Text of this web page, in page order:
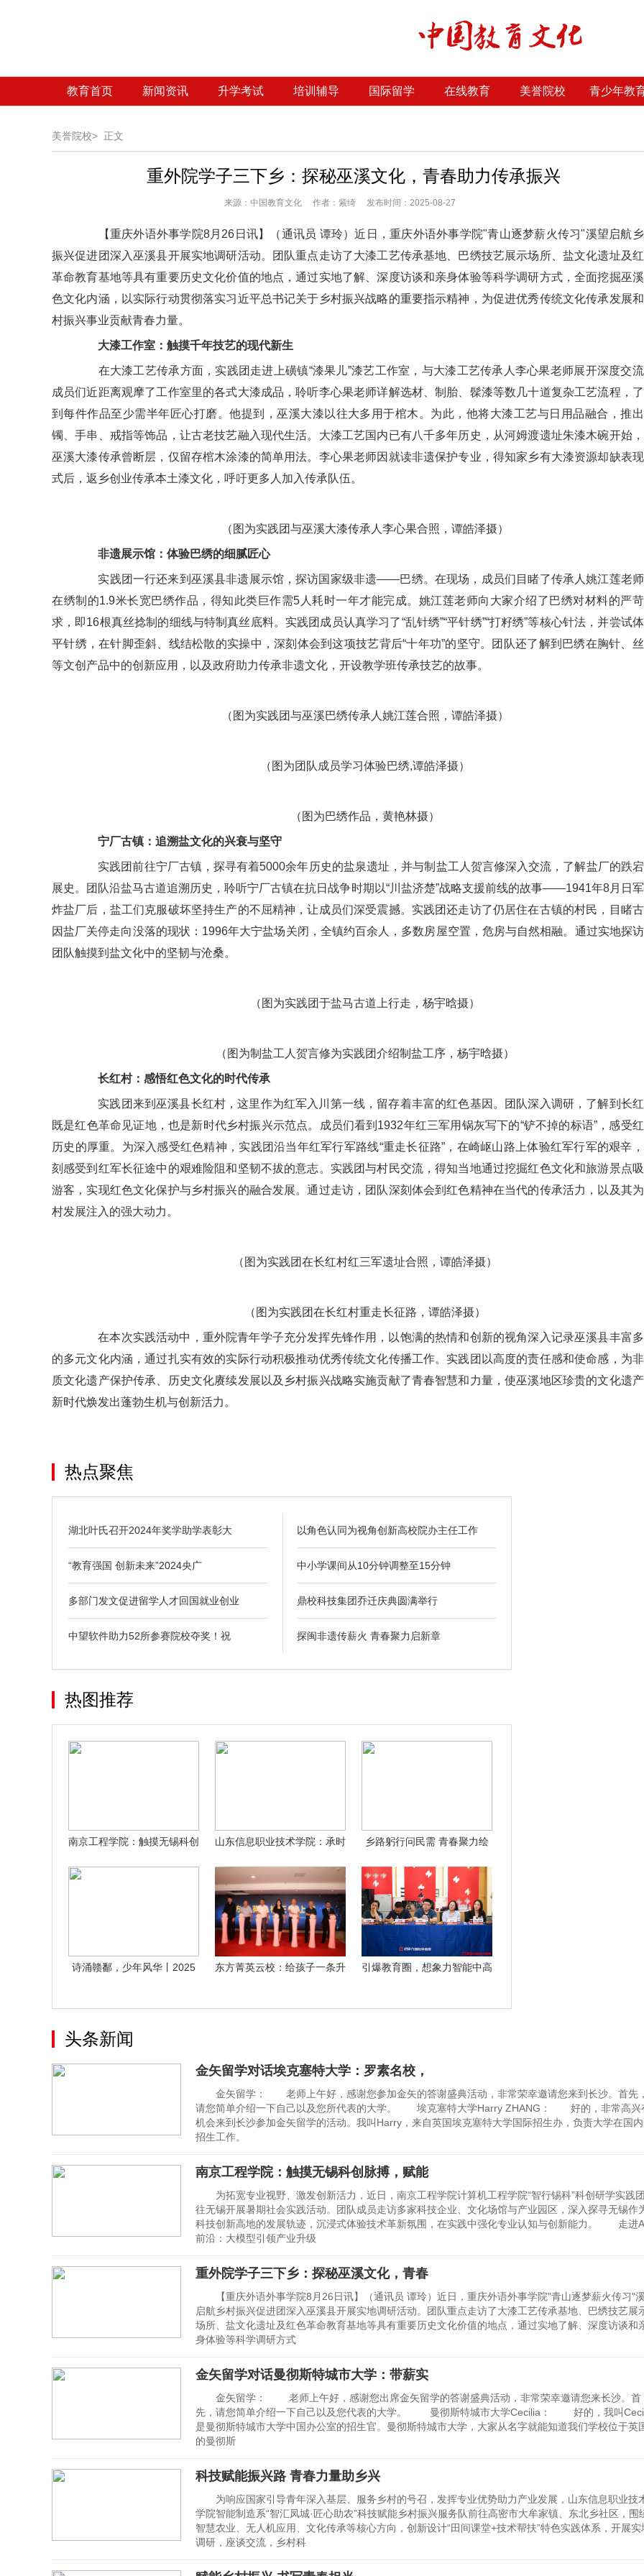
教育首页 新闻资讯 升学考试 培训辅导 国际留学 在线教育 美誉院校 青少年教
美誉院校> 正文
重外院学子三下乡：探秘巫溪文化，青春助力传承振兴
来源： 中国教育文化 作者：紫绮 发布时间：2025-08-27
【重庆外语外事学院8月26日讯】（通讯员 谭玲）近日，重庆外语外事学院"青山逐梦薪火传习"溪望启航
振兴促进团深入巫溪县开展实地调研活动。团队重点走访了大漆工艺传承基地、巴绣技艺展示场所、盐文化遗址及
革命教育基地等具有重要历史文化价值的地点，通过实地了解、深度访谈和亲身体验等科学调研方式，全面挖掘巫
色文化内涵，以实际行动贯彻落实习近平总书记关于乡村振兴战略的重要指示精神，为促进优秀传统文化传承发展
村振兴事业贡献青春力量。
大漆工作室：触摸千年技艺的现代新生
在大漆工艺传承方面，实践团走进上磺镇“漆果儿”漆艺工作室，与大漆工艺传承人李心果老师展开深度交流
成员们近距离观摩了工作室里的各式大漆成品，聆听李心果老师详解选材、制胎、髹漆等数几十道复杂工艺流程，
到每件作品至少需半年匠心打磨。他提到，巫溪大漆以往大多用于棺木。为此，他将大漆工艺与日用品融合，推
镯、手串、戒指等饰品，让古老技艺融入现代生活。大漆工艺国内已有八千多年历史，从河姆渡遗址朱漆木碗开始
巫溪大漆传承曾断层，仅留存棺木涂漆的简单用法。李心果老师因就读非遗保护专业，得知家乡有大漆资源却缺表
式后，返乡创业传承本土漆文化，呼吁更多人加入传承队伍。
（图为实践团与巫溪大漆传承人李心果合照，谭皓泽摄）
非遗展示馆：体验巴绣的细腻匠心
实践团一行还来到巫溪县非遗展示馆，探访国家级非遗——巴绣。在现场，成员们目睹了传承人姚江莲老
在绣制的1.9米长宽巴绣作品，得知此类巨作需5人耗时一年才能完成。姚江莲老师向大家介绍了巴绣对材料的严
求，即16根真丝捻制的细线与特制真丝底料。实践团成员认真学习了“乱针绣”“平针绣”“打籽绣”等核心针法，并尝试
平针绣，在针脚歪斜、线结松散的实操中，深刻体会到这项技艺背后“十年功”的坚守。团队还了解到巴绣在胸针、丝
等文创产品中的创新应用，以及政府助力传承非遗文化，开设教学班传承技艺的故事。
（图为实践团与巫溪巴绣传承人姚江莲合照，谭皓泽摄）
（图为团队成员学习体验巴绣,谭皓泽摄）
（图为巴绣作品，黄艳林摄）
宁厂古镇：追溯盐文化的兴衰与坚守
实践团前往宁厂古镇，探寻有着5000余年历史的盐泉遗址，并与制盐工人贺言修深入交流，了解盐厂的跌
展史。团队沿盐马古道追溯历史，聆听宁厂古镇在抗日战争时期以“川盐济楚”战略支援前线的故事——1941年8月日
炸盐厂后，盐工们克服破坏坚持生产的不屈精神，让成员们深受震撼。实践团还走访了仍居住在古镇的村民，目睹
因盐厂关停走向没落的现状：1996年大宁盐场关闭，全镇约百余人，多数房屋空置，危房与自然相融。通过实地探访
团队触摸到盐文化中的坚韧与沧桑。
（图为实践团于盐马古道上行走，杨宇晗摄）
（图为制盐工人贺言修为实践团介绍制盐工序，杨宇晗摄）
长红村：感悟红色文化的时代传承
实践团来到巫溪县长红村，这里作为红军入川第一线，留存着丰富的红色基因。团队深入调研，了解到长
既是红色革命见证地，也是新时代乡村振兴示范点。成员们看到1932年红三军用锅灰写下的“铲不掉的标语”，感受
历史的厚重。为深入感受红色精神，实践团沿当年红军行军路线“重走长征路”，在崎岖山路上体验红军行军的艰辛
刻感受到红军长征途中的艰难险阻和坚韧不拔的意志。实践团与村民交流，得知当地通过挖掘红色文化和旅游景点吸
游客，实现红色文化保护与乡村振兴的融合发展。通过走访，团队深刻体会到红色精神在当代的传承活力，以及其
村发展注入的强大动力。
（图为实践团在长红村红三军遗址合照，谭皓泽摄）
（图为实践团在长红村重走长征路，谭皓泽摄）
在本次实践活动中，重外院青年学子充分发挥先锋作用，以饱满的热情和创新的视角深入记录巫溪县丰富
的多元文化内涵，通过扎实有效的实际行动积极推动优秀传统文化传播工作。实践团以高度的责任感和使命感，为
质文化遗产保护传承、历史文化赓续发展以及乡村振兴战略实施贡献了青春智慧和力量，使巫溪地区珍贵的文化遗
新时代焕发出蓬勃生机与创新活力。
热点聚焦
湖北叶氏召开2024年奖学助学表彰大
“教育强国 创新未来”2024央广
多部门发文促进留学人才回国就业创业
中望软件助力52所参赛院校夺奖！祝
以角色认同为视角创新高校院办主任工作
中小学课间从10分钟调整至15分钟
鼎校科技集团乔迁庆典圆满举行
探闽非遗传薪火 青春聚力启新章
热图推荐
南京工程学院：触摸无锡科创
山东信息职业技术学院：承时
乡路躬行问民需 青春聚力绘
诗涌赣鄱，少年风华丨2025
东方菁英云校：给孩子一条升
引爆教育圈，想象力智能中高
头条新闻
金矢留学对话埃克塞特大学：罗素名校，
金矢留学： 老师上午好，感谢您参加金矢的答谢盛典活动，非常荣幸邀请您来到长沙。首先，
请您简单介绍一下自己以及您所代表的大学。 埃克塞特大学Harry ZHANG： 好的，非常高兴
机会来到长沙参加金矢留学的活动。我叫Harry，来自英国埃克塞特大学国际招生办，负责大学在国
招生工作。
南京工程学院：触摸无锡科创脉搏，赋能
为拓宽专业视野、激发创新活力，近日，南京工程学院计算机工程学院“智行锡科”科创研学实践
往无锡开展暑期社会实践活动。团队成员走访多家科技企业、文化场馆与产业园区，深入探寻无锡作
科技创新高地的发展轨迹，沉浸式体验技术革新氛围，在实践中强化专业认知与创新能力。 走进
前沿：大模型引领产业升级
重外院学子三下乡：探秘巫溪文化，青春
【重庆外语外事学院8月26日讯】（通讯员 谭玲）近日，重庆外语外事学院"青山逐梦薪火传习"
启航乡村振兴促进团深入巫溪县开展实地调研活动。团队重点走访了大漆工艺传承基地、巴绣技艺展
场所、盐文化遗址及红色革命教育基地等具有重要历史文化价值的地点，通过实地了解、深度访谈和
身体验等科学调研方式
金矢留学对话曼彻斯特城市大学：带薪实
金矢留学： 老师上午好，感谢您出席金矢留学的答谢盛典活动，非常荣幸邀请您来长沙。首
先，请您简单介绍一下自己以及您代表的大学。 曼彻斯特城市大学Cecilia： 好的，我叫
是曼彻斯特城市大学中国办公室的招生官。曼彻斯特城市大学，大家从名字就能知道我们学校位于英
的曼彻斯
科技赋能振兴路 青春力量助乡兴
为响应国家引导青年深入基层、服务乡村的号召，发挥专业优势助力产业发展，山东信息职业技
学院智能制造系“智汇凤城·匠心助农”科技赋能乡村振兴服务队前往高密市大牟家镇、东北乡社区，围
智慧农业、无人机应用、文化传承等核心方向，创新设计“田间课堂+技术帮扶”特色实践体系，开展实
调研，座谈交流，乡村科